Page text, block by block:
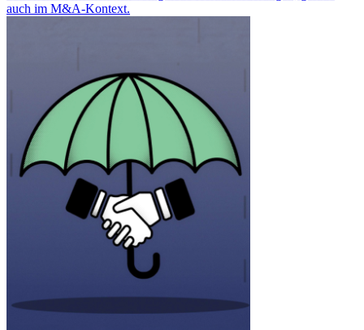
auch im M&A-Kontext.